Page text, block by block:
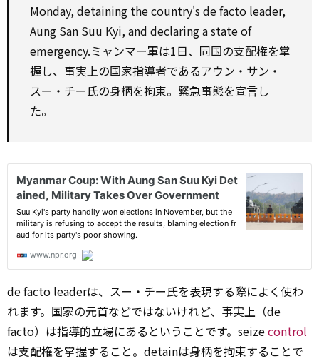
Monday, detaining the country's de facto leader,
Aung San Suu Kyi, and declaring astateof
emergency.ミャンマー軍は1日、同国の支配権を掌
握し、事実上の国家指導者であるアウン・サン・
スー・チー氏の身柄を拘束。緊急事態を宣言し
た。
de facto leaderは、スー・チー氏を表現する際によく使わ
れます。国家の元首などではないけれど、事実上（de
facto）は指導的立場にあるということです。seizecontrol
は支配権を掌握すること。detainは身柄を拘束することで